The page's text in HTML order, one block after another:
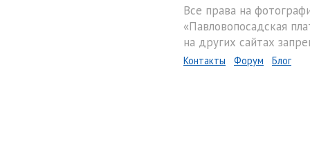
Все права на
«Павловопосадская
на других сайтах
Контакты Форум Блог